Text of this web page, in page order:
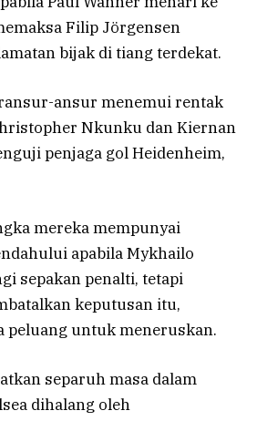
Filip Jörgensen
bijak di tiang terdekat.
ansur menemui rentak
Nkunku dan Kiernan
penjaga gol Heidenheim,
mereka mempunyai
apabila Mykhailo
sepakan penalti, tetapi
keputusan itu,
peluang untuk meneruskan.
separuh masa dalam
dihalang oleh